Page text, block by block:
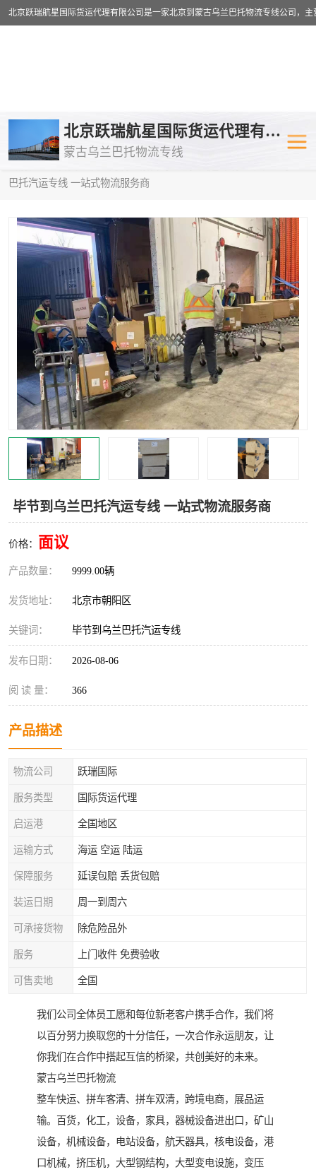
北京跃瑞航星国际货运代理有限公司
蒙古乌兰巴托物流专线
巴托汽运专线 一站式物流服务商
毕节到乌兰巴托汽运专线 一站式物流服务商
价格： 面议
产品数量： 9999.00辆
发货地址： 北京市朝阳区
关键词： 毕节到乌兰巴托汽运专线
发布日期： 2026-08-06
阅 读 量： 366
产品描述
物流公司 跃瑞国际
服务类型 国际货运代理
启运港 全国地区
运输方式 海运 空运 陆运
保障服务 延误包赔 丢货包赔
装运日期 周一到周六
可承接货物 除危险品外
服务 上门收件 免费验收
可售卖地 全国
我们公司全体员工愿和每位新老客户携手合作，我们将
以百分努力换取您的十分信任，一次合作永运朋友，让
你我们在合作中搭起互信的桥梁，共创美好的未来。
蒙古乌兰巴托物流
整车快运、拼车客清、拼车双清，跨境电商，展品运
输。百货，化工，设备，家具，器械设备进出口，矿山
设备，机械设备，电站设备，航天器具，核电设备，港
口机械，挤压机，大型钢结构，大型变电设施，变压
乌兰巴托物流专线 乌兰巴托铁
乌兰巴托公路运输
中欧班列
蒙古乌兰巴托双清包税 蒙古乌兰巴
蒙古乌兰巴托空运专线 蒙古乌兰巴
蒙古乌兰巴托汽运专线 英国铁路
中亚铁路运输